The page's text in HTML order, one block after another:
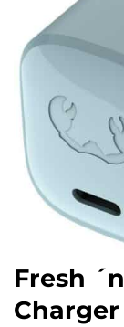
Fresh